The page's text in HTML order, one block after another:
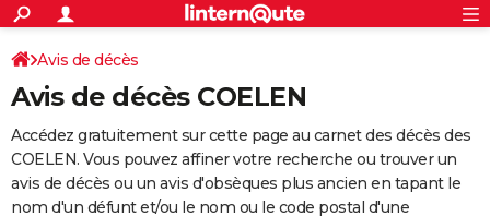
ACTUALITÉS
Politique
Société
Faits Divers
Education
Monde
Villes
+
SPORT
Coupe du monde 2026
Football
Tennis
Cyclisme
Rugby
Forum
Programme TV
TNT
Streaming
Cinéma
Sorties cinéma
Musique
+
FINANCE
Retraite
Epargne
Immobilier
Risques naturels par ville
Banque
Assurance
AUTO
Avis de décès
Avis de décès COELEN
Accédez gratuitement sur cette page au carnet des décès des
COELEN. Vous pouvez affiner votre recherche ou trouver un
avis de décès ou un avis d'obsèques plus ancien en tapant le
nom d'un défunt et/ou le nom ou le code postal d'une